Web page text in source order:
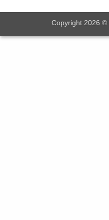
Copyright 2026 ©